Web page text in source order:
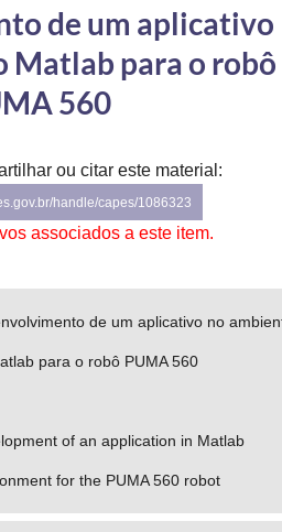
de um aplicativo
Matlab para o robô
560
ou citar este material:
handle/capes/1086323
associados a este item.
de um aplicativo no
para o robô PUMA 560
of an application in Matlab
for the PUMA 560 robot